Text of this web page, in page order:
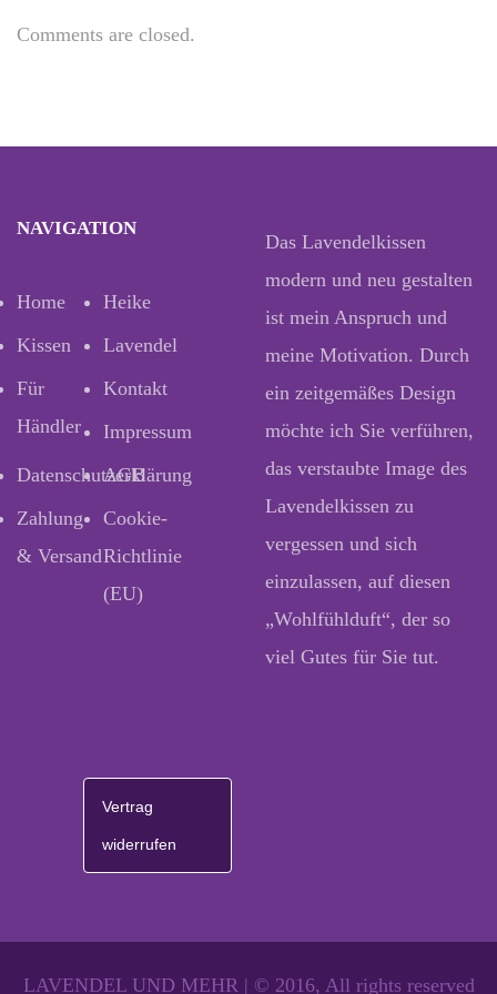
Comments are closed.
NAVIGATION
Home
Heike
Kissen
Lavendel
Für
Händler
Kontakt
Impressum
Datenschutzerklärung
AGB
Zahlung
& Versand
Cookie-
Richtlinie
(EU)
Das Lavendelkissen
modern und neu gestalten
ist mein Anspruch und
meine Motivation. Durch
ein zeitgemäßes Design
möchte ich Sie verführen,
das verstaubte Image des
Lavendelkissen zu
vergessen und sich
einzulassen, auf diesen
„Wohlfühlduft“, der so
viel Gutes für Sie tut.
Vertrag
widerrufen
LAVENDEL UND MEHR | © 2016, All rights reserved